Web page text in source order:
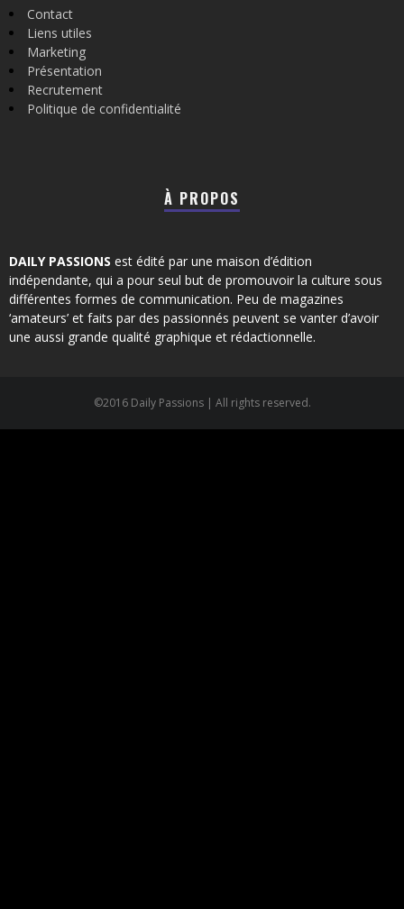
Contact
Liens utiles
Marketing
Présentation
Recrutement
Politique de confidentialité
À PROPOS
DAILY PASSIONS est édité par une maison d’édition
indépendante, qui a pour seul but de promouvoir la culture sous
différentes formes de communication. Peu de magazines
‘amateurs’ et faits par des passionnés peuvent se vanter d’avoir
une aussi grande qualité graphique et rédactionnelle.
©2016 Daily Passions | All rights reserved.